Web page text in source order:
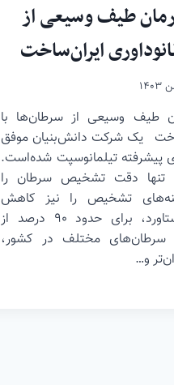
طیف وسیعی از
ایران‌ساخت
طیف وسیعی از سرطان‌ها با
یک شرکت دانش‌بنیان موفق
پیشرفته تیلمانوسپت شده‌است.
تنها دقت تشخیص سرطان را
تشخیص را نیز کاهش
می‌دهد. این دستاورد، برای حدود ۹۰ درصد از
سرطان‌های مختلف در کشور،
و…